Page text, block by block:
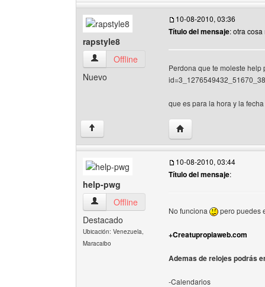
rapstyle8
rapstyle8 Ver perfil del usuario
Offline
Nuevo
10-08-2010, 03:36
Título del mensaje: otra cosa
Perdona que te moleste help
que es para la hora y la
↑ Visitar sitio web del
help-pwg
help-pwg Ver perfil del usuario
Offline
Destacado
Ubicación: Venezuela,
Maracaibo
10-08-2010, 03:44
Título del mensaje:
No funciona pero puedes
+Creatupropiaweb.com
Ademas de relojes podrás
-Calendarios